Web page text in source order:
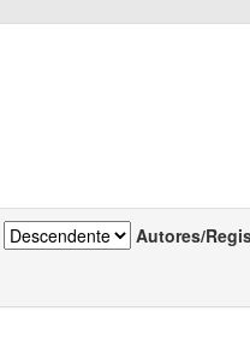
Autores/